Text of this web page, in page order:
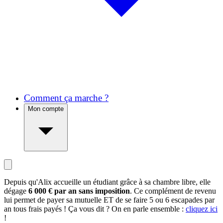
Comment ça marche ?
Mon compte
Depuis qu'Alix accueille un étudiant grâce à sa chambre libre, elle
dégage 6 000 € par an sans imposition. Ce complément de revenu
lui permet de payer sa mutuelle ET de se faire 5 ou 6 escapades par
an tous frais payés ! Ça vous dit ? On en parle ensemble : cliquez ici
!